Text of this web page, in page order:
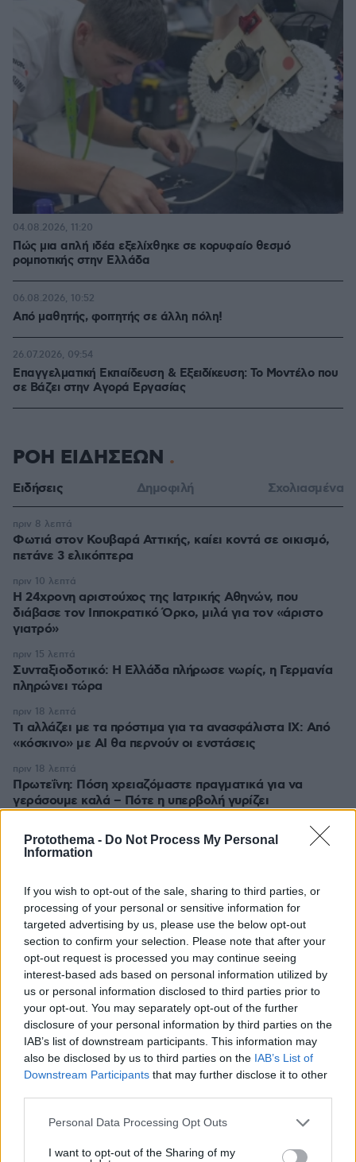
Protothema - Do Not Process My Personal
Information
If you wish to opt-out of the sale, sharing to third parties, or
processing of your personal or sensitive information for
targeted advertising by us, please use the below opt-out
section to confirm your selection. Please note that after your
opt-out request is processed you may continue seeing
interest-based ads based on personal information utilized by
us or personal information disclosed to third parties prior to
your opt-out. You may separately opt-out of the further
disclosure of your personal information by third parties on the
IAB’s list of downstream participants. This information may
also be disclosed by us to third parties on the IAB’s List of
Downstream Participants that may further disclose it to other
Please note that this website/app uses one or more Google
not limited to your visit or usage behaviour. You may click to
Personal Data Processing Opt Outs
I want to opt-out of the Sharing of my
Πώς μια απλή ιδέα εξελίχθηκε σε κορυφαίο θεσμό
ρομποτικής στην Ελλάδα
04.08.2026, 11:20
Από μαθητής, φοιτητής σε άλλη πόλη!
06.08.2026, 10:52
Επαγγελματική Εκπαίδευση & Εξειδίκευση: Το Mοντέλο που
σε Bάζει στην Aγορά Eργασίας
26.07.2026, 09:54
ΡΟΗ ΕΙΔΗΣΕΩΝ
Ειδήσεις Δημοφιλή Σχολιασμένα
Φωτιά στον Κουβαρά Αττικής, καίει κοντά σε οικισμό,
πετάνε 3 ελικόπτερα
πριν 8 λεπτά
Η 24χρονη αριστούχος της Ιατρικής Αθηνών, που
διάβασε τον Ιπποκρατικό Όρκο, μιλά για τον «άριστο
γιατρό»
πριν 10 λεπτά
Συνταξιοδοτικό: H Ελλάδα πλήρωσε νωρίς, η Γερμανία
πληρώνει τώρα
πριν 15 λεπτά
Τι αλλάζει με τα πρόστιμα για τα ανασφάλιστα ΙΧ: Από
«κόσκινο» με AI θα περνούν οι ενστάσεις
πριν 18 λεπτά
Πρωτεΐνη: Πόση χρειαζόμαστε πραγματικά για να
γεράσουμε καλά – Πότε η υπερβολή γυρίζει
πριν 18 λεπτά
Η επιστήμη πίσω από τα «τσιμέτια», τους γεμιστούς
πριν 19 λεπτά
Μυστήριο στη Θεσσαλονίκη με καταδίωξη δύο
οχημάτων και δύο αναβάτες που έσπασαν τα τζάμια του
ενός εκ των ΙΧ
πριν 23 λεπτά
Νέο περιστατικό εντοπισμού drones πάνω από
στρατιωτική βάση προκαλεί ανησυχία στη Γερμανία
πριν 23 λεπτά
Συναγερμός κοντά στο γκολφ κλαμπ του Ντόναλντ
Τραμπ: Μαχητικά αναχαίτισαν δύο πολιτικά αεροσκάφη
πριν 25 λεπτά
«Εγώ είμαι ο Ιησούς»: 20χρονος σκότωσε φύλακα σε
παραθαλάσσιο θέρετρο στη Χαβάη, κυκλοφορούσε